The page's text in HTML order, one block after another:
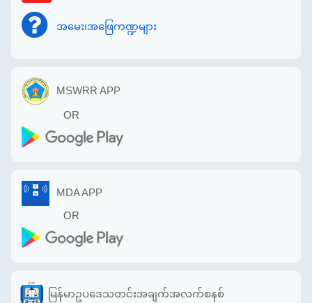
အမေး၊အဖြေကဏ္ဍများ
MSWRR APP
OR
MDA APP
OR
မြန်မာဥပဒေသတင်းအချက်အလက်စနစ်